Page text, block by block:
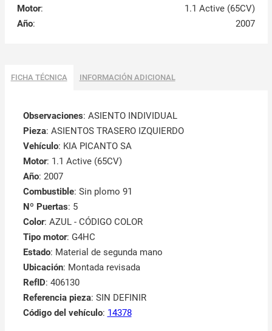
Motor:
1.1 Active (65CV)
Año: 2007
FICHA TÉCNICA INFORMACIÓN ADICIONAL
Observaciones: ASIENTO INDIVIDUAL
Pieza: ASIENTOS TRASERO IZQUIERDO
Vehículo: KIA PICANTO SA
Motor: 1.1 Active (65CV)
Año: 2007
Combustible: Sin plomo 91
Nº Puertas: 5
Color: AZUL - CÓDIGO COLOR
Tipo motor: G4HC
Estado: Material de segunda mano
Ubicación: Montada revisada
RefID: 406130
Referencia pieza: SIN DEFINIR
Código del vehículo: 14378